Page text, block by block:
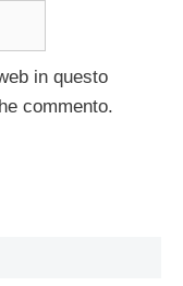
in questo
commento.